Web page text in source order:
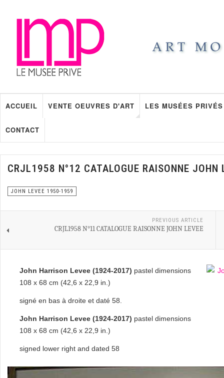
ACCUEIL VENTE OEUVRES D'ART LES MUSÉES PRIVÉS
CONTACT
CRJL1958 N°12 CATALOGUE RAISONNE JOHN
JOHN LEVEE 1950-1959
PREVIOUS ARTICLE
CRJL1958 N°11 CATALOGUE RAISONNE JOHN LEVEE
John Harrison Levee (1924-2017) pastel dimensions
108 x 68 cm (42,6 x 22,9 in.)
signé en bas à droite et daté 58.
John Harrison Levee (1924-2017) pastel dimensions
108 x 68 cm (42,6 x 22,9 in.)
signed lower right and dated 58